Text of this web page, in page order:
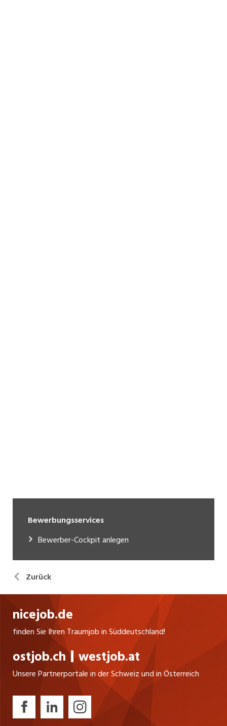
Bewerbungsservices
Bewerber-Cockpit anlegen
Zurück
nicejob.de
finden Sie Ihren Traumjob in Süddeutschland!
ostjob.ch westjob.at
Unsere Partnerportale in der Schweiz und in Österreich